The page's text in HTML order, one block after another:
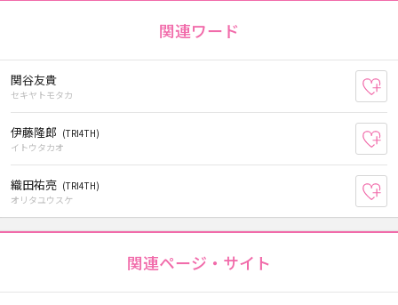
関連ワード
関谷友貴
セキヤトモタカ
伊藤隆郎 (TRI4TH)
イトウタカオ
織田祐亮 (TRI4TH)
オリタユウスケ
関連ページ・サイト